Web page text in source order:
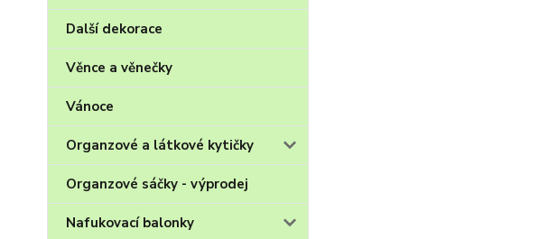
Další dekorace
Věnce a věnečky
Vánoce
Organzové a látkové kytičky
Organzové sáčky - výprodej
Nafukovací balonky